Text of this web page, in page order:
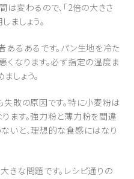
は変わるので、「2倍の大きさ
ましょう。
あるあるです。パン生地を冷た
くなります。必ず指定の温度ま
しょう。
失敗の原因です。特に小麦粉は
ます。強力粉と薄力粉を間違
いと、理想的な食感にはなり
きな問題です。レシピ通りの